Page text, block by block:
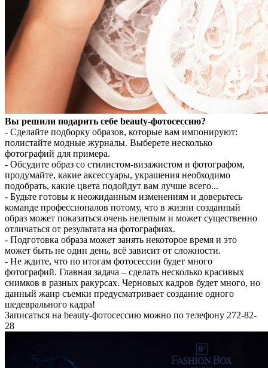
Вы решили подарить себе beauty-фотосессию?
- Сделайте подборку образов, которые вам импонируют:
полистайте модные журналы. Выберете несколько
фотографий для примера.
- Обсудите образ со стилистом-визажистом и фотографом,
продумайте, какие аксессуары, украшения необходимо
подобрать, какие цвета подойдут вам лучше всего...
- Будьте готовы к неожиданным изменениям и доверьтесь
команде профессионалов потому, что в жизни созданный
образ может показаться очень нелепым и может существенно
отличаться от результата на фотографиях.
- Подготовка образа может занять некоторое время и это
может быть не один день, всё зависит от сложности.
- Не ждите, что по итогам фотосессии будет много
фотографий. Главная задача – сделать несколько красивых
снимков в разных ракурсах. Черновых кадров будет много, но
данный жанр съемки предусматривает создание одного
шедеврального кадра!
Записаться на beauty-фотосессию можно по телефону 272-82-
28